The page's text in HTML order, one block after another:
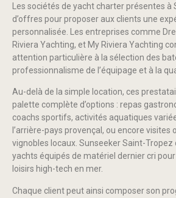
Les sociétés de yacht charter présentes
d’offres pour proposer aux clients une
personnalisée. Les entreprises comme
Riviera Yachting, et My Riviera Yachting
attention particulière à la sélection des
professionnalisme de l’équipage et à la
Au-delà de la simple location, ces
palette complète d’options : repas
coachs sportifs, activités aquatiques
l’arrière-pays provençal, ou encore
vignobles locaux. Sunseeker Saint-
yachts équipés de matériel dernier cri
loisirs high-tech en mer.
Chaque client peut ainsi composer son